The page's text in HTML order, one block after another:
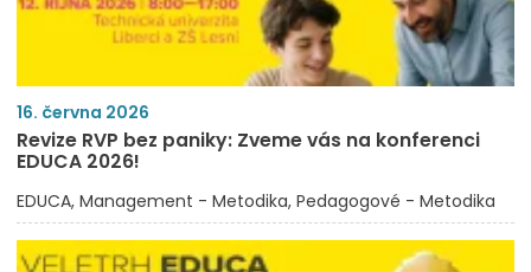
16. června 2026
Revize RVP bez paniky: Zveme vás na konferenci
EDUCA 2026!
EDUCA Management - Metodika Pedagogové - Metodika